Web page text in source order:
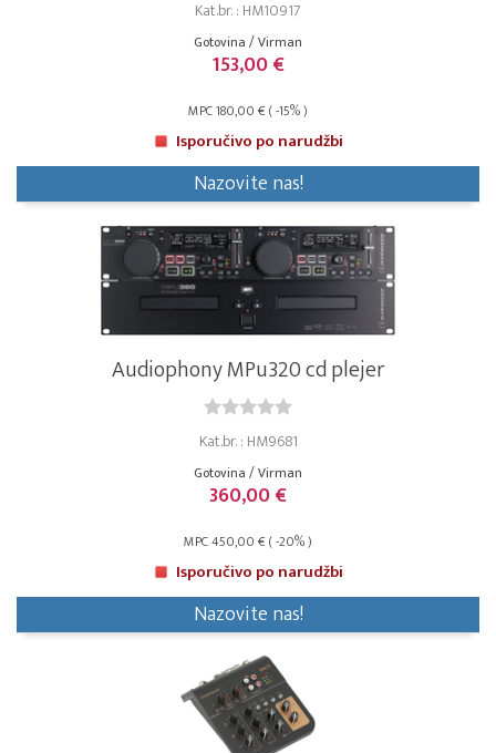
Kat.br. : HM10917
Gotovina / Virman
153,00 €
MPC 180,00 € ( -15% )
Isporučivo po narudžbi
Nazovite nas!
Audiophony MPu320 cd plejer
Kat.br. : HM9681
Gotovina / Virman
360,00 €
MPC 450,00 € ( -20% )
Isporučivo po narudžbi
Nazovite nas!